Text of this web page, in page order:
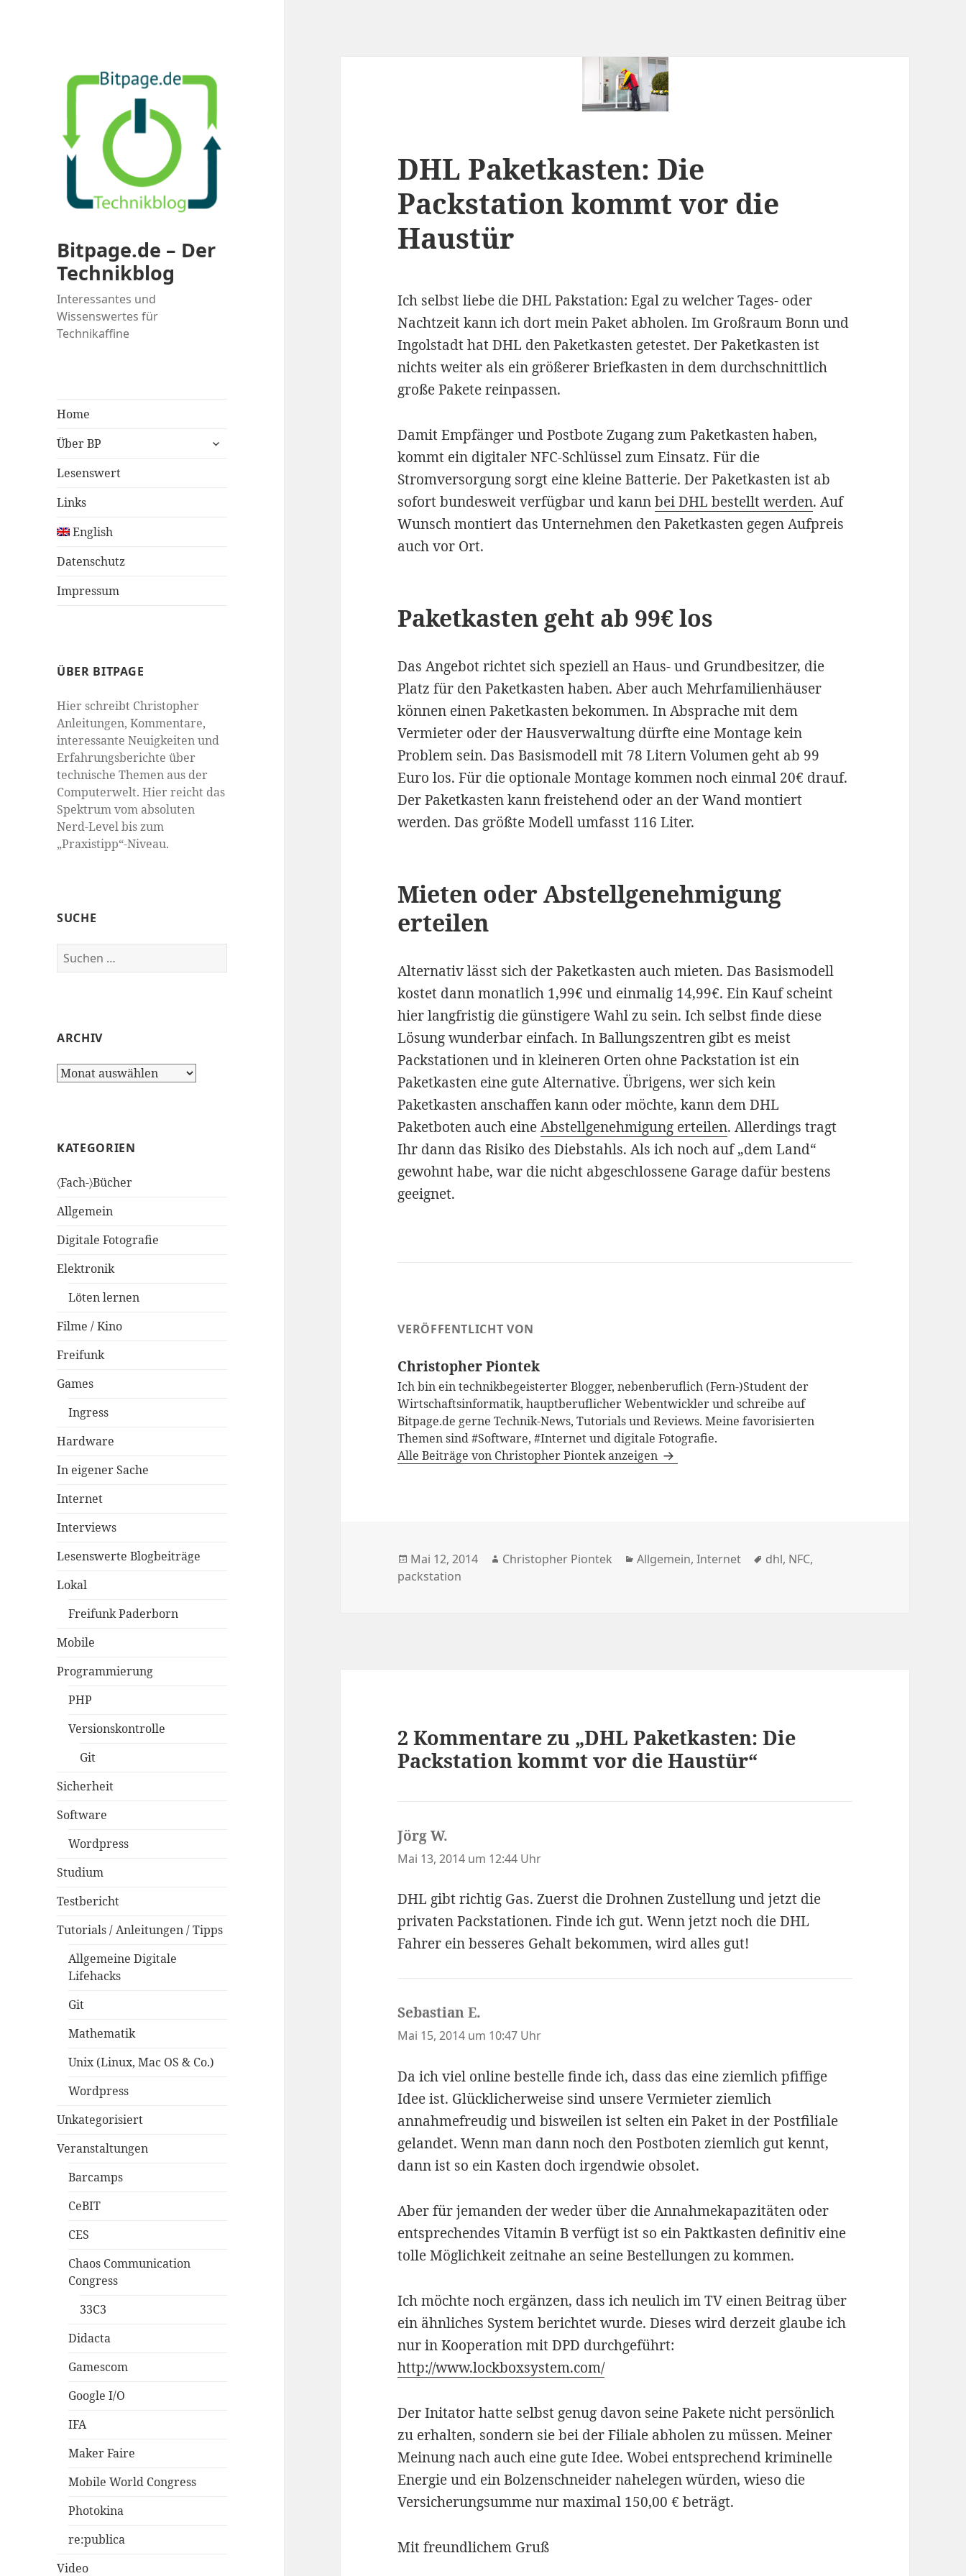
Bitpage.de – Der
Technikblog
Interessantes und
Wissenswertes für
Technikaffine
Home
Über BP
untermenü
Lesenswert
Links
English
Datenschutz
Impressum
ÜBER BITPAGE
Hier schreibt Christopher
Anleitungen, Kommentare,
interessante Neuigkeiten und
Erfahrungsberichte über
technische Themen aus der
Computerwelt. Hier reicht das
Spektrum vom absoluten
Nerd-Level bis zum
„Praxistipp“-Niveau.
SUCHE
Suchen
nach:
ARCHIV
Archiv
KATEGORIEN
〈Fach-〉Bücher
Allgemein
Digitale Fotografie
Elektronik
Löten lernen
Filme / Kino
Freifunk
Games
Ingress
Hardware
In eigener Sache
Internet
Interviews
Lesenswerte Blogbeiträge
Lokal
Freifunk Paderborn
Mobile
Programmierung
PHP
Versionskontrolle
Git
Sicherheit
Software
Wordpress
Studium
Testbericht
Tutorials / Anleitungen / Tipps
Allgemeine Digitale
Lifehacks
Git
Mathematik
Unix (Linux, Mac OS & Co.)
Wordpress
Unkategorisiert
Veranstaltungen
Barcamps
CeBIT
CES
Chaos Communication
Congress
33C3
Didacta
Gamescom
Google I/O
IFA
Maker Faire
Mobile World Congress
Photokina
re:publica
Video
DHL Paketkasten: Die
Packstation kommt vor die
Haustür
Ich selbst liebe die DHL Pakstation: Egal zu welcher Tages- oder
Nachtzeit kann ich dort mein Paket abholen. Im Großraum Bonn und
Ingolstadt hat DHL den Paketkasten getestet. Der Paketkasten ist
nichts weiter als ein größerer Briefkasten in dem durchschnittlich
große Pakete reinpassen.
Damit Empfänger und Postbote Zugang zum Paketkasten haben,
kommt ein digitaler NFC-Schlüssel zum Einsatz. Für die
Stromversorgung sorgt eine kleine Batterie. Der Paketkasten ist ab
sofort bundesweit verfügbar und kannbei DHL bestellt werden. Auf
Wunsch montiert das Unternehmen den Paketkasten gegen Aufpreis
auch vor Ort.
Paketkasten geht ab 99€ los
Das Angebot richtet sich speziell an Haus- und Grundbesitzer, die
Platz für den Paketkasten haben. Aber auch Mehrfamilienhäuser
können einen Paketkasten bekommen. In Absprache mit dem
Vermieter oder der Hausverwaltung dürfte eine Montage kein
Problem sein. Das Basismodell mit 78 Litern Volumen geht ab 99
Euro los. Für die optionale Montage kommen noch einmal 20€ drauf.
Der Paketkasten kann freistehend oder an der Wand montiert
werden. Das größte Modell umfasst 116 Liter.
Mieten oder Abstellgenehmigung
erteilen
Alternativ lässt sich der Paketkasten auch mieten. Das Basismodell
kostet dann monatlich 1,99€ und einmalig 14,99€. Ein Kauf scheint
hier langfristig die günstigere Wahl zu sein. Ich selbst finde diese
Lösung wunderbar einfach. In Ballungszentren gibt es meist
Packstationen und in kleineren Orten ohne Packstation ist ein
Paketkasten eine gute Alternative. Übrigens, wer sich kein
Paketkasten anschaffen kann oder möchte, kann dem DHL
Paketboten auch eineAbstellgenehmigung erteilen. Allerdings tragt
Ihr dann das Risiko des Diebstahls. Als ich noch auf „dem Land“
gewohnt habe, war die nicht abgeschlossene Garage dafür bestens
geeignet.
VERÖFFENTLICHT VON
Christopher Piontek
Ich bin ein technikbegeisterter Blogger, nebenberuflich (Fern-)Student der
Wirtschaftsinformatik, hauptberuflicher Webentwickler und schreibe auf
Bitpage.de gerne Technik-News, Tutorials und Reviews. Meine favorisierten
Themen sind #Software, #Internet und digitale Fotografie.
Alle Beiträge von Christopher Piontek anzeigen
Veröffentlicht
am
Mai 12, 2014 Autor
Christopher Piontek Kategorien
Allgemein,Internet Schlagwörter
dhl, NFC,
packstation
2 Kommentare zu „DHL Paketkasten: Die
Packstation kommt vor die Haustür“
Jörg W.
Mai 13, 2014 um 12:44 Uhr
DHL gibt richtig Gas. Zuerst die Drohnen Zustellung und jetzt die
privaten Packstationen. Finde ich gut. Wenn jetzt noch die DHL
Fahrer ein besseres Gehalt bekommen, wird alles gut!
Sebastian E.
Mai 15, 2014 um 10:47 Uhr
Da ich viel online bestelle finde ich, dass das eine ziemlich pfiffige
Idee ist. Glücklicherweise sind unsere Vermieter ziemlich
annahmefreudig und bisweilen ist selten ein Paket in der Postfiliale
gelandet. Wenn man dann noch den Postboten ziemlich gut kennt,
dann ist so ein Kasten doch irgendwie obsolet.
Aber für jemanden der weder über die Annahmekapazitäten oder
entsprechendes Vitamin B verfügt ist so ein Paktkasten definitiv eine
tolle Möglichkeit zeitnahe an seine Bestellungen zu kommen.
Ich möchte noch ergänzen, dass ich neulich im TV einen Beitrag über
ein ähnliches System berichtet wurde. Dieses wird derzeit glaube ich
nur in Kooperation mit DPD durchgeführt:
http://www.lockboxsystem.com/
Der Initator hatte selbst genug davon seine Pakete nicht persönlich
zu erhalten, sondern sie bei der Filiale abholen zu müssen. Meiner
Meinung nach auch eine gute Idee. Wobei entsprechend kriminelle
Energie und ein Bolzenschneider nahelegen würden, wieso die
Versicherungsumme nur maximal 150,00 € beträgt.
Mit freundlichem Gruß